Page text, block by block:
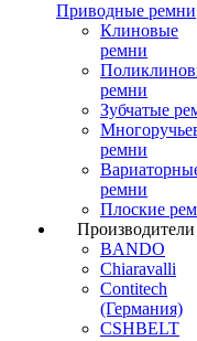
Приводные ремни
Клиновые
ремни
ремни
Зубчатые
ремни
ремни
Плоские
Производители
BANDO
Chiaravalli
Contitech
(Германия)
CSHBELT